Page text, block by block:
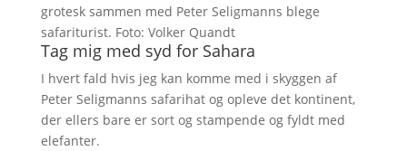
grotesk sammen med Peter Seligmanns blege
safariturist. Foto: Volker Quandt
Tag mig med syd for Sahara
I hvert fald hvis jeg kan komme med i skyggen af
Peter Seligmanns safarihat og opleve det kontinent,
der ellers bare er sort og stampende og fyldt med
elefanter.